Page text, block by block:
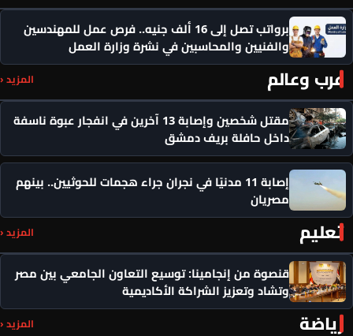
برواتب تصل إلى 16 ألف جنيه.. فرص عمل للمهندسين
والفنيين والمحاسبين في نشرة وزارة العمل
عرب وعالم المزيد ‹
مقتل شخصين وإصابة 13 آخرين في انفجار عبوة ناسفة
داخل حافلة بريف دمشق
إصابة 11 مدنيًا في نجران جراء هجمات للحوثيين.. بينهم
مصريان
تعليم المزيد ‹
قنصوة من إنجامينا: توسيع التعاون الجامعي بين مصر
وتشاد وتعزيز الشراكة الأكاديمية
رياضة المزيد ‹